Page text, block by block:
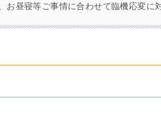
昼寝等ご事情に合わせて臨機応変に